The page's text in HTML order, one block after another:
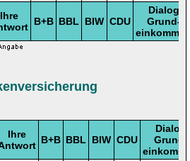
Ihre
B+B BBL BIW CDU
Dialog
Grund-
Ihre
B+B BBL BIW CDU
Dialog
Grund-